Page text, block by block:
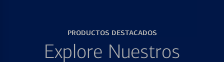
PRODUCTOS DESTACADOS
Explore Nuestros